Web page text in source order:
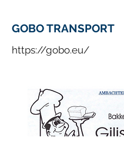
GOBO TRANSPORT
https://gobo.eu/